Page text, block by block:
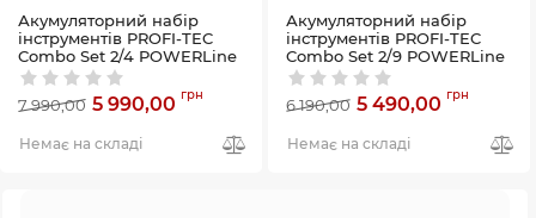
Акумуляторний набір
інструментів PROFI-TEC
Combo Set 2/4 POWERLine
(DTW500BL, DTW800BL)
(2×PT2040MP (4.0 Аг),
зарядний пристрій)
7 990,00 5 990,00 грн
Немає на складі
Акумуляторний набір
інструментів PROFI-TEC
Combo Set 2/9 POWERLine
(PGA202, DHP485BL)
(2×PT2040MP (4.0 Аг),
зарядний пристрій)
6 190,00 5 490,00 грн
Немає на складі